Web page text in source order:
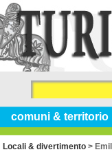
comuni & territorio
Locali & divertimento >